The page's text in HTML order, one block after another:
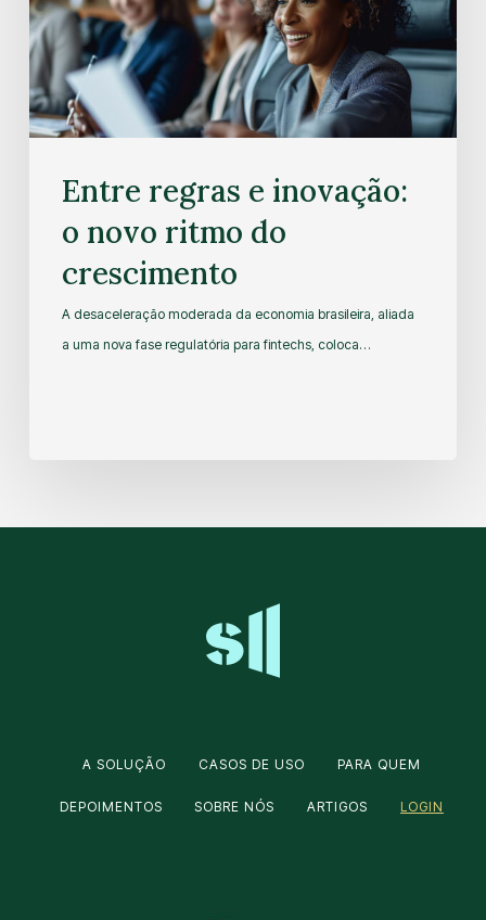
Entre regras e inovação:
o novo ritmo do
crescimento
A desaceleração moderada da economia brasileira, aliada
a uma nova fase regulatória para fintechs, coloca…
A SOLUÇÃO CASOS DE USO PARA QUEM
DEPOIMENTOS SOBRE NÓS ARTIGOS LOGIN